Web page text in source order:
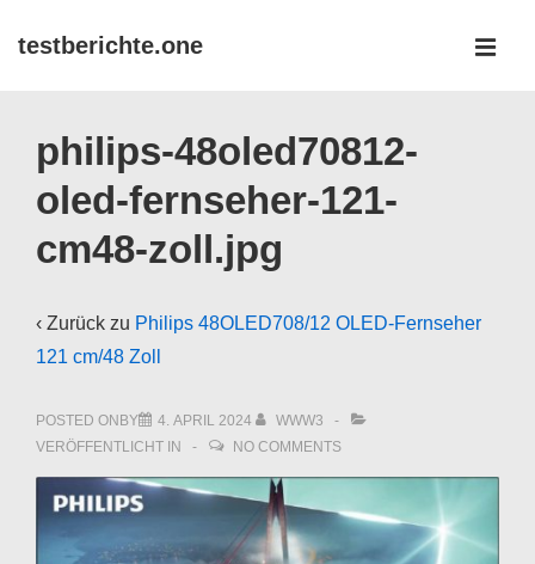
Zumtestberichte.one
Navigation
philips-48oled70812-
oled-fernseher-121-
cm48-zoll.jpg
‹ Zurück zu Philips 48OLED708/12 OLED-Fernseher
121 cm/48 Zoll
POSTED ONBY 4. APRIL 2024
WWW3
VERÖFFENTLICHT IN
NO COMMENTS